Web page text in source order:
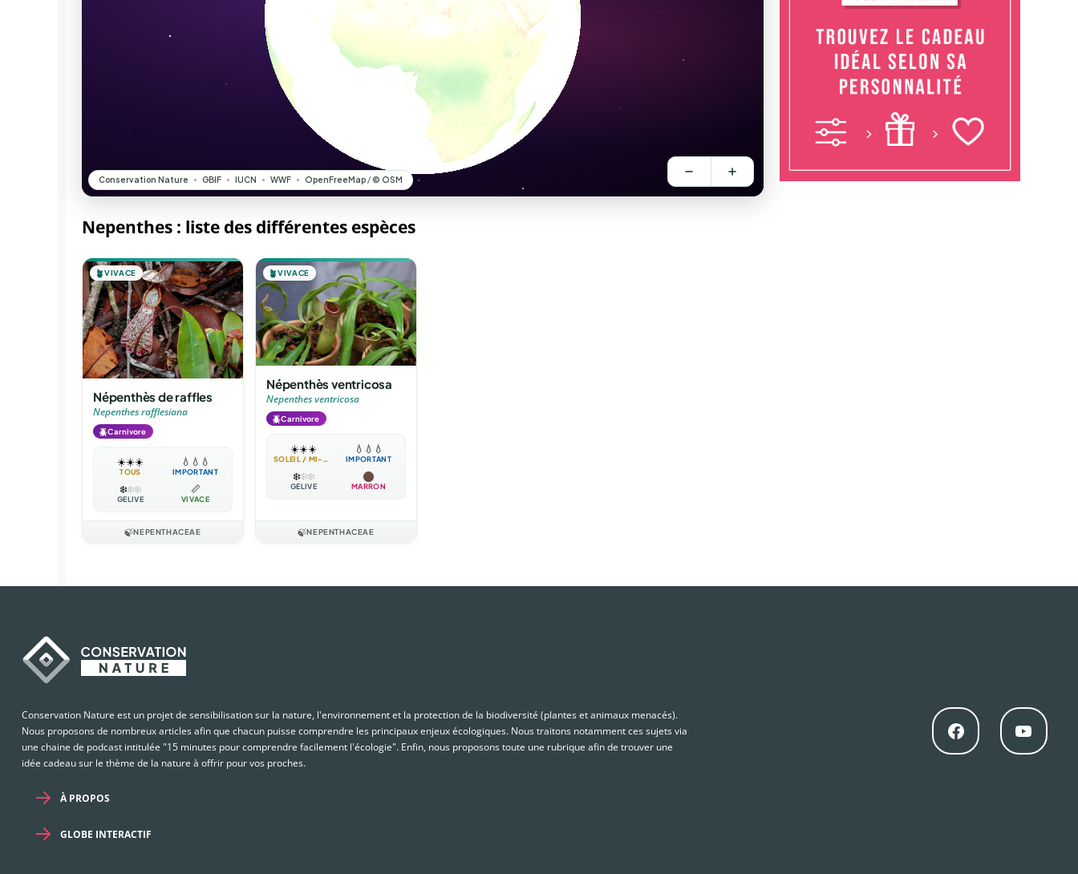
Nepenthes : liste des différentes espèces
🪴VIVACE
Népenthès de raffles
Nepenthes rafflesiana
🪲Carnivore
☀️☀️☀️
TOUS
💧 💧 💧
IMPORTANT
❄️❄️❄️
GÉLIVE
📏
VIVACE
🍃NEPENTHACEAE
🪴VIVACE
Népenthès ventricosa
Nepenthes ventricosa
🪲Carnivore
☀️☀️☀️
SOLEIL / MI-OMBRE
💧 💧 💧
IMPORTANT
❄️❄️❄️
GÉLIVE MARRON
🍃NEPENTHACEAE
Conservation Nature est un projet de sensibilisation sur la nature, l'environnement et la protection de la biodiversité (plantes et animaux menacés).
Nous proposons de nombreux articles afin que chacun puisse comprendre les principaux enjeux écologiques. Nous traitons notamment ces sujets via
une chaine de podcast intitulée "15 minutes pour comprendre facilement l'écologie". Enfin, nous proposons toute une rubrique afin de trouver une
idée cadeau sur le thème de la nature à offrir pour vos proches.
À PROPOS
GLOBE INTERACTIF